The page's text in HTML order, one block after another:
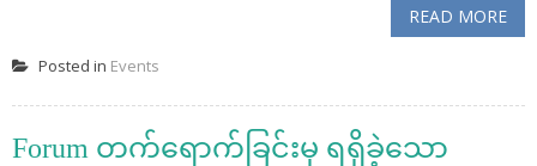
READ MORE
Posted in Events
Forum တက်ရောက်ခြင်းမှ ရရှိခဲ့သော